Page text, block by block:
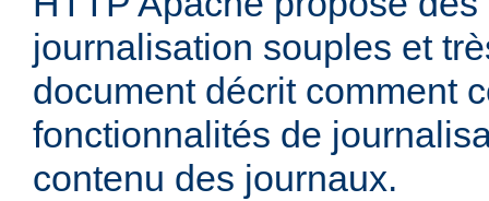
journalisation souples et
document décrit comment
fonctionnalités de
contenu des journaux.